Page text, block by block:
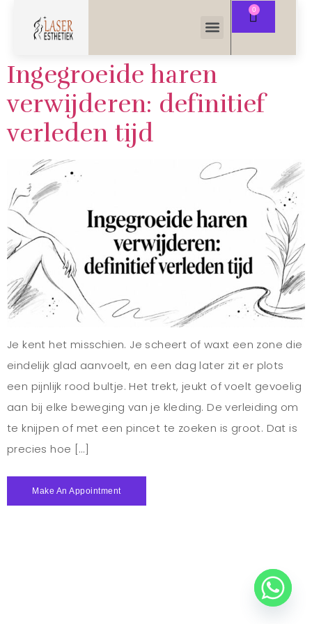
Ingegroeide haren
verwijderen: definitief
verleden tijd
Je kent het misschien. Je scheert of waxt een zone die
eindelijk glad aanvoelt, en een dag later zit er plots
een pijnlijk rood bultje. Het trekt, jeukt of voelt gevoelig
aan bij elke beweging van je kleding. De verleiding om
te knijpen of met een pincet te zoeken is groot. Dat is
precies hoe […]
Make An Appointment